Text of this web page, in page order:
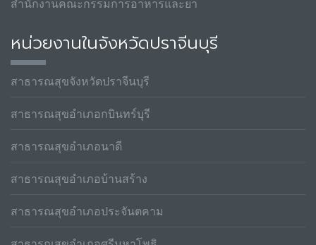
สำนักงานคณะกรรมการอาหารและยา
หน่วยงานในจังหวัดปราจีนบุรี
สาธารณสุขจังหวัดปราจีนบุรี
สาธารณสุขอำเภอกบินทร์บุรี
สาธารณสุขอำเภอนาดี
สาธารณสุขอำเภอบ้านสร้าง
สาธารณสุขอำเภอประจันตคาม